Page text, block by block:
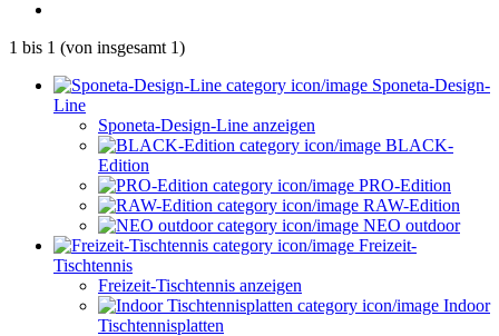
1 bis 1 (von insgesamt 1)
Sponeta-Design-
Line
Sponeta-Design-Line anzeigen
BLACK-
Edition
PRO-Edition
RAW-Edition
NEO outdoor
Freizeit-
Tischtennis
Freizeit-Tischtennis anzeigen
Indoor
Tischtennisplatten